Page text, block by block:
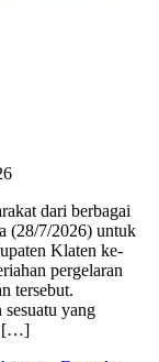
dari berbagai
(28/7/2026) untuk
Klaten ke-
pergelaran
tersebut.
yang
[…]